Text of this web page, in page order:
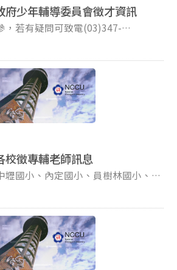
府少年輔導委員會徵才資訊
，若有疑問可致電(03)347-
詢問。 桃園市
社工員 謝鎮宇
校徵專輔老師訊息
壢國小、內定國小、員樹林國小、仁
園國小等7校，提供學校代理專任
名，倘有報名意願，得逕洽各校人事